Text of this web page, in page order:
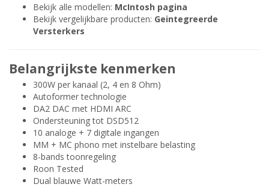
Bekijk alle modellen: McIntosh pagina
Bekijk vergelijkbare producten: Geintegreerde
Versterkers
Belangrijkste kenmerken
300W per kanaal (2, 4 en 8 Ohm)
Autoformer technologie
DA2 DAC met HDMI ARC
Ondersteuning tot DSD512
10 analoge + 7 digitale ingangen
MM + MC phono met instelbare belasting
8-bands toonregeling
Roon Tested
Dual blauwe Watt-meters